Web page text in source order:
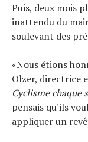
Puis, deux mois
inattendu du
soulevant des
«Nous étions
Olzer, directrice
Cyclisme chaque
pensais qu'ils
appliquer un